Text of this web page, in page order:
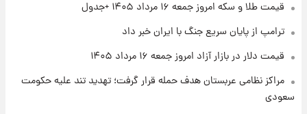
۱ روز پیش
جزئیات فعال‌سازی «کیف پول ایران» اعلام
شد+فیلم
قیمت طلا و سکه امروز جمعه ۱۶ مرداد ۱۴۰۵ +جدول
ترامپ از پایان سریع جنگ با ایران خبر داد
قیمت دلار در بازار آزاد امروز جمعه ۱۶ مرداد ۱۴۰۵
مراکز نظامی عربستان هدف حمله قرار گرفت؛ تهدید تند علیه حکومت
سعودی